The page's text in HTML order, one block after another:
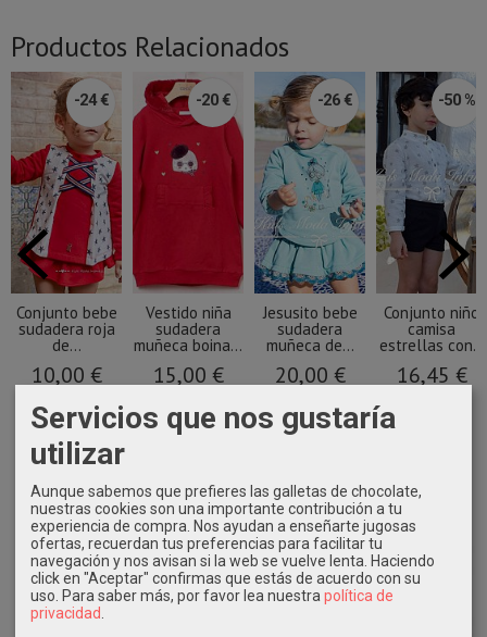
Productos Relacionados
-24 €
Conjunto bebe
sudadera roja
de...
10,00 €
-20 €
Vestido niña
sudadera
muñeca boina...
15,00 €
-26 €
Jesusito bebe
sudadera
muñeca de...
20,00 €
-50 %
Conjunto niño
camisa
estrellas con...
16,45 €
Servicios que nos gustaría
utilizar
Aunque sabemos que prefieres las galletas de chocolate,
nuestras cookies son una importante contribución a tu
experiencia de compra. Nos ayudan a enseñarte jugosas
ofertas, recuerdan tus preferencias para facilitar tu
navegación y nos avisan si la web se vuelve lenta. Haciendo
click en "Aceptar" confirmas que estás de acuerdo con su
uso. Para saber más, por favor lea nuestra política de
privacidad